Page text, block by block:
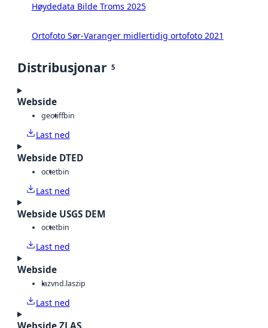
Høydedata Bilde Troms 2025
Ortofoto Sør-Varanger midlertidig ortofoto 2021
Distribusjonar 5
Webside
geotiffbin
Last ned
Webside DTED
octetbin
Last ned
Webside USGS DEM
octetbin
Last ned
Webside
lazvnd.laszip
Last ned